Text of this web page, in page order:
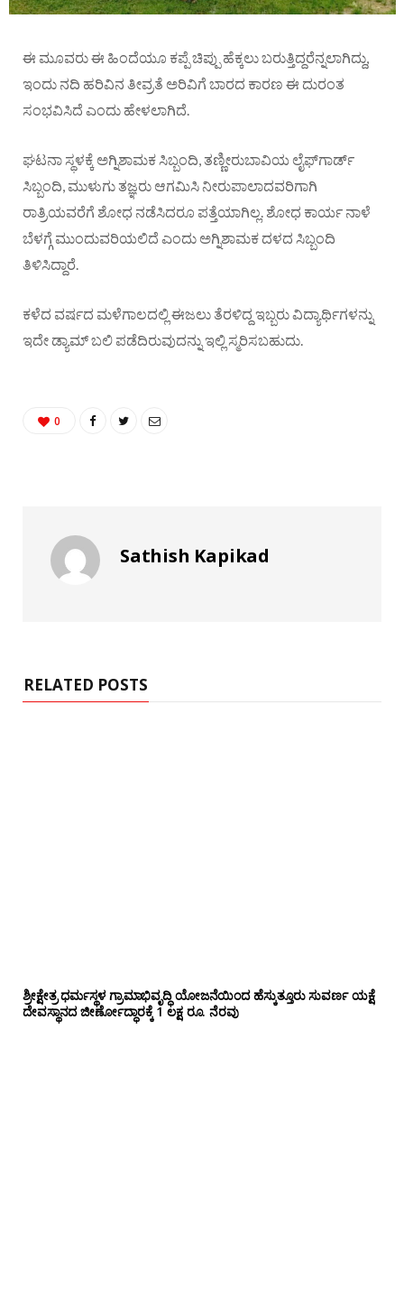
ಈ ಮೂವರು ಈ ಹಿಂದೆಯೂ ಕಪ್ಪೆ ಚಿಪ್ಪು ಹೆಕ್ಕಲು ಬರುತ್ತಿದ್ದರೆನ್ನಲಾಗಿದ್ದು,
ಇಂದು ನದಿ ಹರಿವಿನ ತೀವ್ರತೆ ಅರಿವಿಗೆ ಬಾರದ ಕಾರಣ ಈ ದುರಂತ
ಸಂಭವಿಸಿದೆ ಎಂದು ಹೇಳಲಾಗಿದೆ.
ಘಟನಾ ಸ್ಥಳಕ್ಕೆ ಅಗ್ನಿಶಾಮಕ ಸಿಬ್ಬಂದಿ, ತಣ್ಣೀರುಬಾವಿಯ ಲೈಫ್‌ಗಾರ್ಡ್
ಸಿಬ್ಬಂದಿ, ಮುಳುಗು ತಜ್ಞರು ಆಗಮಿಸಿ ನೀರುಪಾಲಾದವರಿಗಾಗಿ
ರಾತ್ರಿಯವರೆಗೆ ಶೋಧ ನಡೆಸಿದರೂ ಪತ್ತೆಯಾಗಿಲ್ಲ. ಶೋಧ ಕಾರ್ಯ ನಾಳೆ
ಬೆಳಗ್ಗೆ ಮುಂದುವರಿಯಲಿದೆ ಎಂದು ಅಗ್ನಿಶಾಮಕ ದಳದ ಸಿಬ್ಬಂದಿ
ತಿಳಿಸಿದ್ದಾರೆ.
ಕಳೆದ ವರ್ಷದ ಮಳೆಗಾಲದಲ್ಲಿ ಈಜಲು ತೆರಳಿದ್ದ ಇಬ್ಬರು ವಿದ್ಯಾರ್ಥಿಗಳನ್ನು
ಇದೇ ಡ್ಯಾಮ್ ಬಲಿ ಪಡೆದಿರುವುದನ್ನು ಇಲ್ಲಿ ಸ್ಮರಿಸಬಹುದು.
0
Sathish Kapikad
RELATED POSTS
ಶ್ರೀಕ್ಷೇತ್ರ ಧರ್ಮಸ್ಥಳ ಗ್ರಾಮಾಭಿವೃದ್ಧಿ ಯೋಜನೆಯಿಂದ ಹೆಸ್ಕುತ್ತೂರು ಸುವರ್ಣ ಯಕ್ಷೆ
ದೇವಸ್ಥಾನದ ಜೀರ್ಣೋದ್ಧಾರಕ್ಕೆ 1 ಲಕ್ಷ ರೂ. ನೆರವು